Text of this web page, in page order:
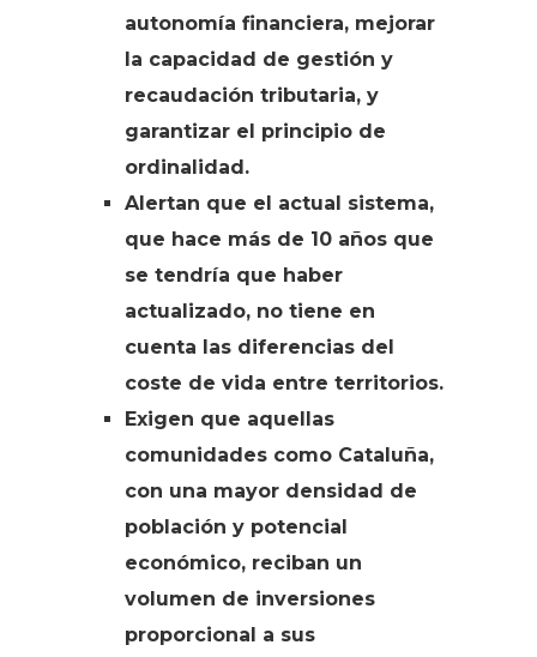
autonomía financiera, mejorar
la capacidad de gestión y
recaudación tributaria, y
garantizar el principio de
ordinalidad.
Alertan que el actual sistema,
que hace más de 10 años que
se tendría que haber
actualizado, no tiene en
cuenta las diferencias del
coste de vida entre territorios.
Exigen que aquellas
comunidades como Cataluña,
con una mayor densidad de
población y potencial
económico, reciban un
volumen de inversiones
proporcional a sus